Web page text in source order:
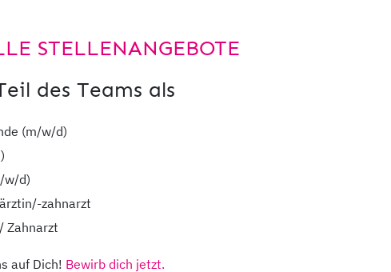
Sie mehr über die Zusammenhänge
und Schlaf und den Möglichkeiten, wie Ihr
sein kann.
Hier der
STELLENANGEBOTE
des Teams als
(m/w/d)
w/d)
zahnarzt
Zahnarzt
auf Dich! Bewirb dich jetzt.